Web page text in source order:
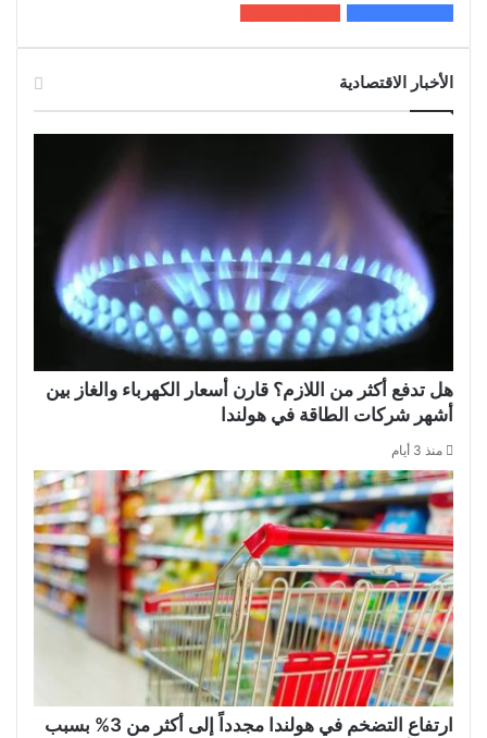
الأخبار الاقتصادية
هل تدفع أكثر من اللازم؟ قارن أسعار الكهرباء والغاز بين
أشهر شركات الطاقة في هولندا
منذ 3 أيام
ارتفاع التضخم في هولندا مجدداً إلى أكثر من 3% بسبب